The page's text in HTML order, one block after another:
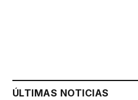
ÚLTIMAS NOTICIAS